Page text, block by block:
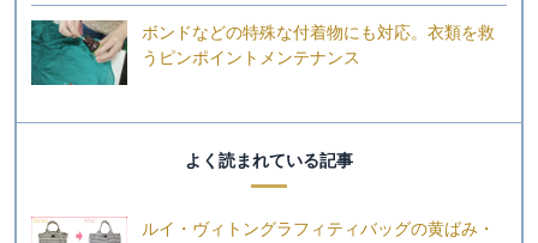
ボンドなどの特殊な付着物にも対応。衣類を救
うピンポイントメンテナンス
よく読まれている記事
ルイ・ヴィトングラフィティバッグの黄ばみ・